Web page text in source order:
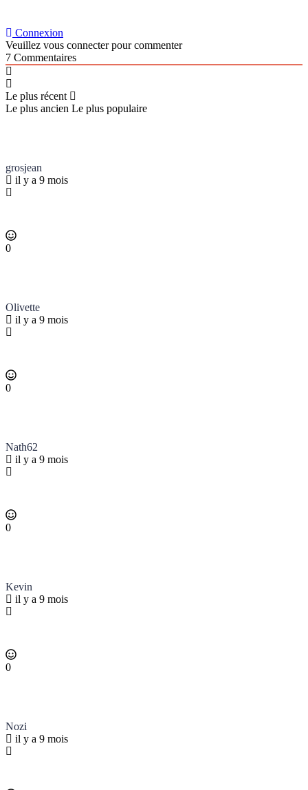
Connexion
Veuillez vous connecter pour commenter
7 Commentaires
Le plus récent
Le plus ancien Le plus populaire
grosjean
il y a 9 mois
0
Olivette
il y a 9 mois
0
Nath62
il y a 9 mois
0
Kevin
il y a 9 mois
0
Nozi
il y a 9 mois